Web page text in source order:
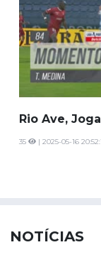
Rio Ave,
35 | 2025-05-16
NOTÍCIAS